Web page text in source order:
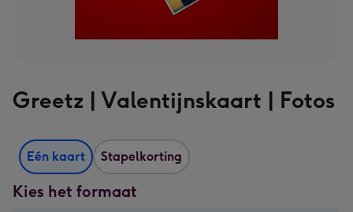
Greetz | Valentijnskaart | Fotos
Eén kaart Stapelkorting
Kies het formaat